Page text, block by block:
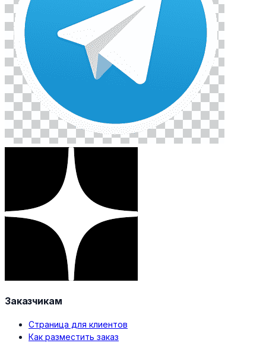
Заказчикам
Страница для клиентов
Как разместить заказ